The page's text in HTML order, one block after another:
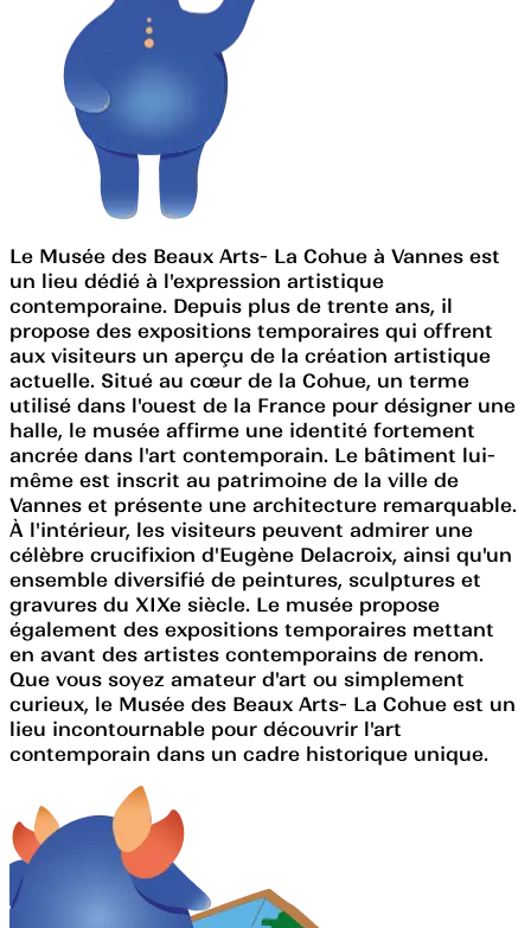
Le Musée des Beaux Arts- La Cohue à Vannes est
un lieu dédié à l'expression artistique
contemporaine. Depuis plus de trente ans, il
propose des expositions temporaires qui offrent
aux visiteurs un aperçu de la création artistique
actuelle. Situé au cœur de la Cohue, un terme
utilisé dans l'ouest de la France pour désigner une
halle, le musée affirme une identité fortement
ancrée dans l'art contemporain. Le bâtiment lui-
même est inscrit au patrimoine de la ville de
Vannes et présente une architecture remarquable.
À l'intérieur, les visiteurs peuvent admirer une
célèbre crucifixion d'Eugène Delacroix, ainsi qu'un
ensemble diversifié de peintures, sculptures et
gravures du XIXe siècle. Le musée propose
également des expositions temporaires mettant
en avant des artistes contemporains de renom.
Que vous soyez amateur d'art ou simplement
curieux, le Musée des Beaux Arts- La Cohue est un
lieu incontournable pour découvrir l'art
contemporain dans un cadre historique unique.